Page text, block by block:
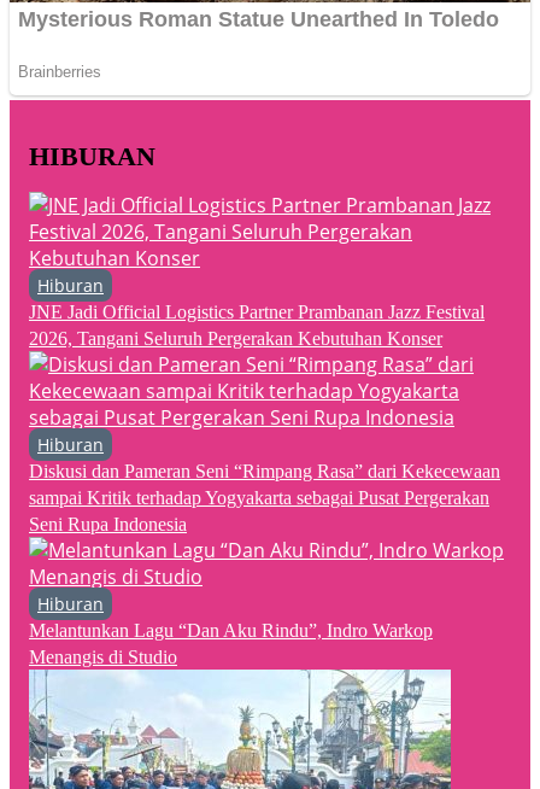
HIBURAN
Hiburan
JNE Jadi Official Logistics Partner Prambanan Jazz Festival
2026, Tangani Seluruh Pergerakan Kebutuhan Konser
Hiburan
Diskusi dan Pameran Seni “Rimpang Rasa” dari Kekecewaan
sampai Kritik terhadap Yogyakarta sebagai Pusat Pergerakan
Seni Rupa Indonesia
Hiburan
Melantunkan Lagu “Dan Aku Rindu”, Indro Warkop
Menangis di Studio